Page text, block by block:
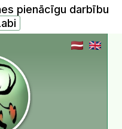
pienācīgu darbību